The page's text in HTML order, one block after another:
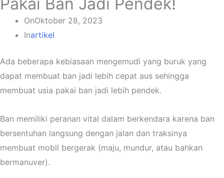
OnOktober 28, 2023
Inartikel
Ada beberapa kebiasaan mengemudi yang buruk yang
dapat membuat ban jadi lebih cepat aus sehingga
membuat usia pakai ban jadi lebih pendek.
Ban memiliki peranan vital dalam berkendara karena ban
bersentuhan langsung dengan jalan dan traksinya
membuat mobil bergerak (maju, mundur, atau bahkan
bermanuver).